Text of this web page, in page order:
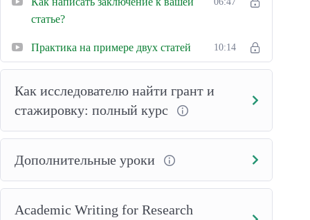
статье?
Практика на примере двух статей 10:14
Как исследователю найти грант и
стажировку: полный курс
Дополнительные уроки
Academic Writing for Research